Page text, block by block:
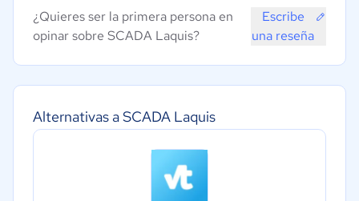
Alternativas a SCADA Laquis
¿Quieres ser la primera persona en
opinar sobre SCADA Laquis?
Escribe
una reseña